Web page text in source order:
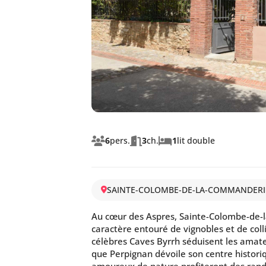
6pers. 3ch. 1lit double
SAINTE-COLOMBE-DE-LA-
Au cœur des Aspres, Sainte-Colombe-
caractère entouré de vignobles et de
célèbres Caves Byrrh séduisent les
que Perpignan dévoile son centre